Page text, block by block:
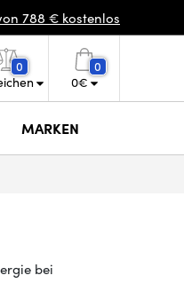
788 € kostenlos
0 0
0€
MARKEN
bei